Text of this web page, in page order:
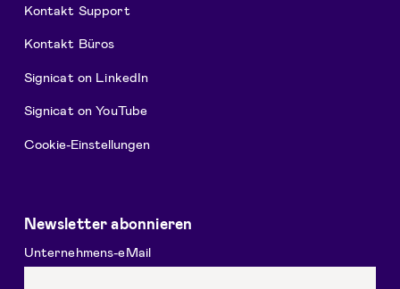
Kontakt Support
Kontakt Büros
Signicat on LinkedIn
Signicat on YouTube
Cookie-Einstellungen
Newsletter abonnieren
Unternehmens-eMail